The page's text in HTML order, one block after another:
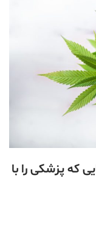
که پزشکی را با